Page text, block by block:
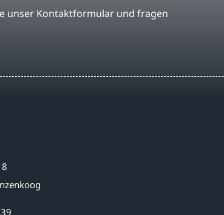
unser Kontaktformular und fragen